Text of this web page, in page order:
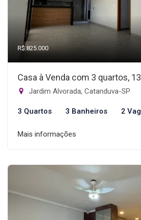
R$ 825.000
Casa à Venda com 3 quartos,
Jardim Alvorada, Catanduva-SP
3 Quartos 3 Banheiros 2
Mais informações